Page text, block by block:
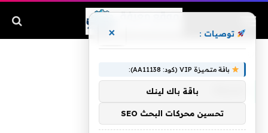
توصيات : ×
باقة متميزة VIP (كود: AA11138):
باقة باك لينك
تحسين محركات البحث SEO